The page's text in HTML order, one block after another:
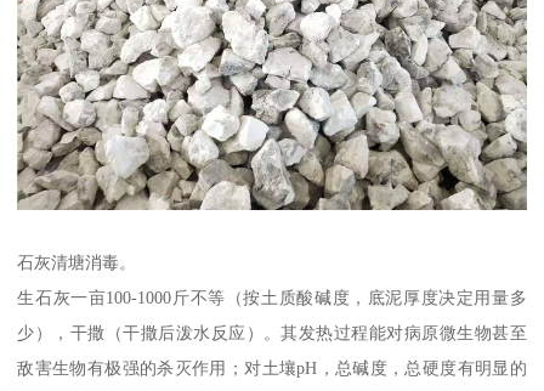
石灰清塘消毒。
生石灰一亩100-1000斤不等（按土质酸碱度，底泥厚度决定用量多
少），干撒（干撒后泼水反应）。其发热过程能对病原微生物甚至
敌害生物有极强的杀灭作用；对土壤pH，总碱度，总硬度有明显的